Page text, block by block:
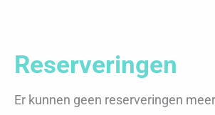
Reserveringen
Er kunnen geen reserveringen